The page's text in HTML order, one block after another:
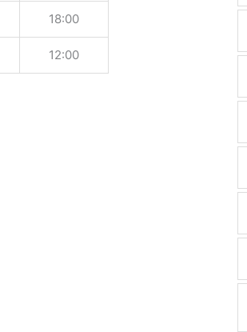
18:00
12:00